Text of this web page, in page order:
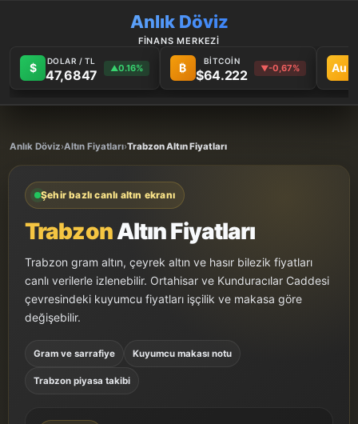
Anlık Döviz
FİNANS MERKEZİ
$ DOLAR / TL
47,6847 ▲0.16% ₿ BİTCOİN
$64.222 ▼-0,67% Au
Anlık Döviz›Altın Fiyatları›Trabzon Altın Fiyatları
Şehir bazlı canlı altın ekranı
TrabzonAltın Fiyatları
Trabzon gram altın, çeyrek altın ve hasır bilezik fiyatları
canlı verilerle izlenebilir. Ortahisar ve Kunduracılar Caddesi
çevresindeki kuyumcu fiyatları işçilik ve makasa göre
değişebilir.
Gram ve sarrafiye Kuyumcu makası notu
Trabzon piyasa takibi